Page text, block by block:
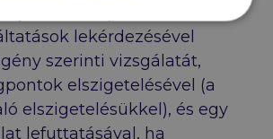
(az előző lépésben a
lekérdezésével
szerinti vizsgálatát,
elszigetelésével (a
elszigetelésükkel), és egy
lefuttatásával, ha